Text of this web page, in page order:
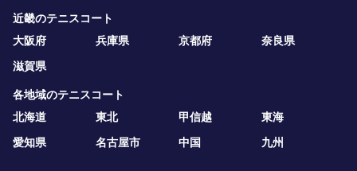
近畿のテニスコート
大阪府
兵庫県 京都府
奈良県
滋賀県
各地域のテニスコート
北海道
東北 甲信越
東海
愛知県
名古屋市 中国 九州